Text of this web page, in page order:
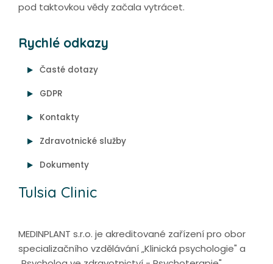
pod taktovkou vědy začala vytrácet.
Rychlé odkazy
Časté dotazy
GDPR
Kontakty
Zdravotnické služby
Dokumenty
Tulsia Clinic
MEDINPLANT s.r.o. je akreditované zařízení pro obor
specializačního vzdělávání „Klinická psychologie" a